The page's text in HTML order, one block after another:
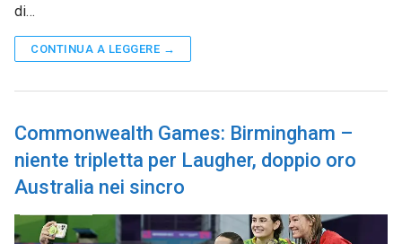
di…
CONTINUA A LEGGERE →
Commonwealth Games: Birmingham –
niente tripletta per Laugher, doppio oro
Australia nei sincro